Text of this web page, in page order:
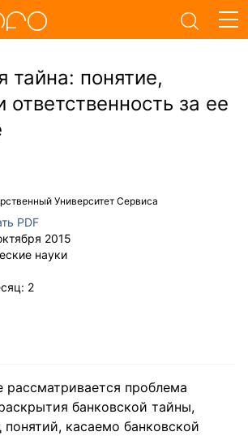
тайна: понятие,
ответственность за ее
Университет Сервиса
PDF
2015
науки
2
рассматривается проблема
банковской тайны,
касаемо банковской